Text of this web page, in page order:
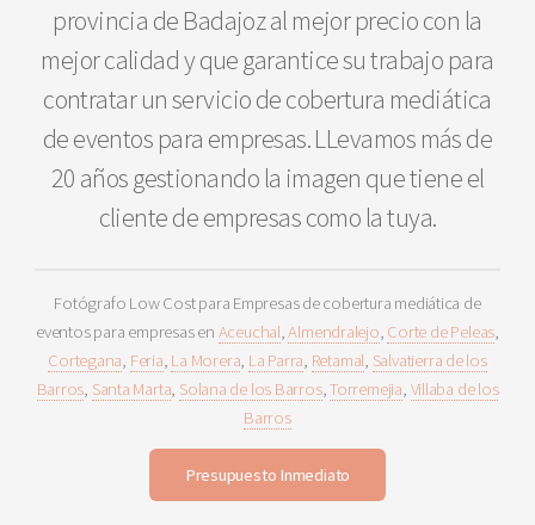
provincia de Badajoz al mejor precio con la
mejor calidad y que garantice su trabajo para
contratar un servicio de cobertura mediática
de eventos para empresas. LLevamos más de
20 años gestionando la imagen que tiene el
cliente de empresas como la tuya.
Fotógrafo Low Cost para Empresas de cobertura mediática de
eventos para empresas en Aceuchal,Almendralejo, Corte de Peleas,
Cortegana, Feria, La Morera, La Parra, Retamal, Salvatierra de los
Barros, Santa Marta, Solana de los Barros,Torremejia, Villaba de los
Barros
Presupuesto Inmediato